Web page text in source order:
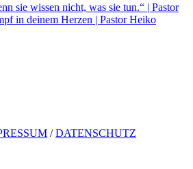
sie wissen nicht, was sie tun.“ | Pastor
in deinem Herzen | Pastor Heiko
/DATENSCHUTZ